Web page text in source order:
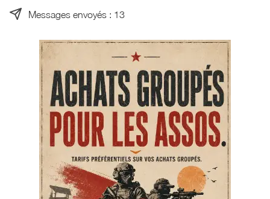
Messages envoyés : 13